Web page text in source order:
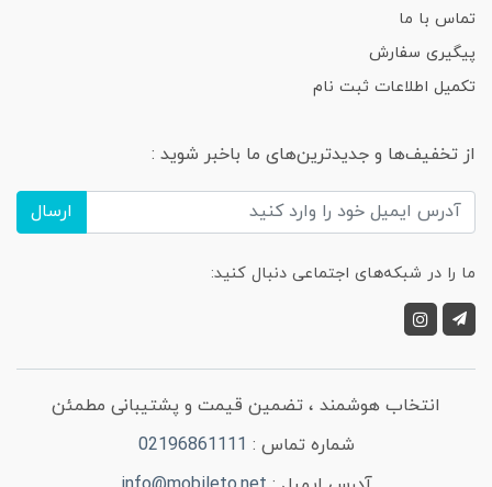
تماس با ما
پیگیری سفارش
تکمیل اطلاعات ثبت نام
از تخفیف‌ها و جدیدترین‌های ما باخبر شوید :
ارسال
ما را در شبکه‌های اجتماعی دنبال کنید:
انتخاب هوشمند ، تضمین قیمت و پشتیبانی مطمئن
شماره تماس : 02196861111